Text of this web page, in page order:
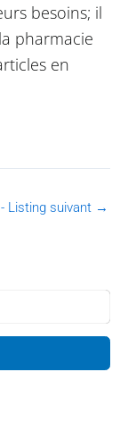
besoins; il
pharmacie
en
Listing suivant →